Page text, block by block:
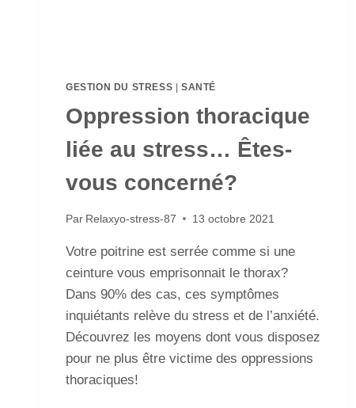
GESTION DU STRESS SANTÉ
Oppression thoracique
liée au stress… Êtes-
vous concerné?
Par Relaxyo-stress-87 13 octobre 2021
Votre poitrine est serrée comme si une
ceinture vous emprisonnait le thorax?
Dans 90% des cas, ces symptômes
inquiétants relève du stress et de l’anxiété.
Découvrez les moyens dont vous disposez
pour ne plus être victime des oppressions
thoraciques!